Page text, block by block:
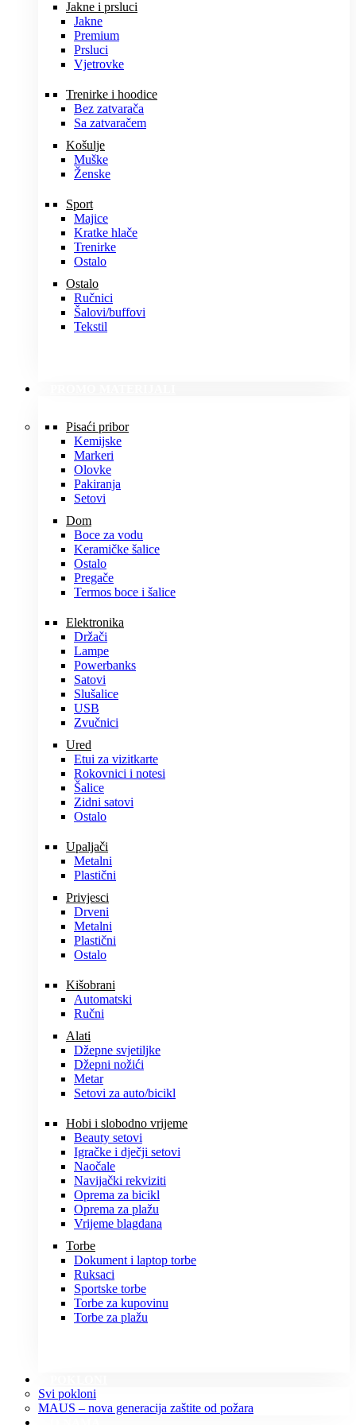
Jakne i prsluci
Jakne
Premium
Prsluci
Vjetrovke
Trenirke i hoodice
Bez zatvarača
Sa zatvaračem
Košulje
Muške
Ženske
Sport
Majice
Kratke hlače
Trenirke
Ostalo
Ostalo
Ručnici
Šalovi/buffovi
Tekstil
Pisaći pribor
Kemijske
Markeri
Olovke
Pakiranja
Setovi
Dom
Boce za vodu
Keramičke šalice
Ostalo
Pregače
Termos boce i šalice
Elektronika
Držači
Lampe
Powerbanks
Satovi
Slušalice
USB
Zvučnici
Ured
Etui za vizitkarte
Rokovnici i notesi
Šalice
Zidni satovi
Ostalo
Upaljači
Metalni
Plastični
Privjesci
Drveni
Metalni
Plastični
Ostalo
Kišobrani
Automatski
Ručni
Alati
Džepne svjetiljke
Džepni nožići
Metar
Setovi za auto/bicikl
Hobi i slobodno vrijeme
Beauty setovi
Igračke i dječji setovi
Naočale
Navijački rekviziti
Oprema za bicikl
Oprema za plažu
Vrijeme blagdana
Torbe
Dokument i laptop torbe
Ruksaci
Sportske torbe
Torbe za kupovinu
Torbe za plažu
Svi pokloni
MAUS – nova generacija zaštite od požara